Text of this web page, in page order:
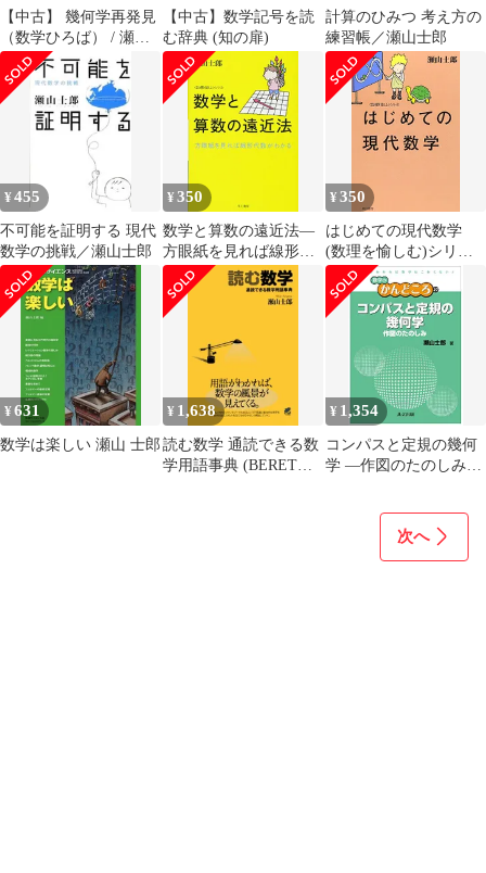
【中古】 幾何学再発見
（数学ひろば） / 瀬山
士郎 / 日本評論社
【中古】数学記号を読
む辞典 (知の扉)
計算のひみつ 考え方の
練習帳／瀬山士郎
¥455
不可能を証明する 現代
数学の挑戦／瀬山士郎
¥350
数学と算数の遠近法―
方眼紙を見れば線形代
数がわかる (ハヤカワ
文庫NF―数理を愉しむ
シリーズ)／瀬山 士郎
¥350
はじめての現代数学
(数理を愉しむ)シリー
ズ (ハヤカワ文庫 NF
346 〈数理を愉しむ〉
シリーズ)／瀬山 士郎
¥631
数学は楽しい 瀬山 士郎
¥ 1,638
読む数学 通読できる数
学用語事典 (BERET
¥ 1,354
コンパスと定規の幾何
学 ―作図のたのしみ―
次へ